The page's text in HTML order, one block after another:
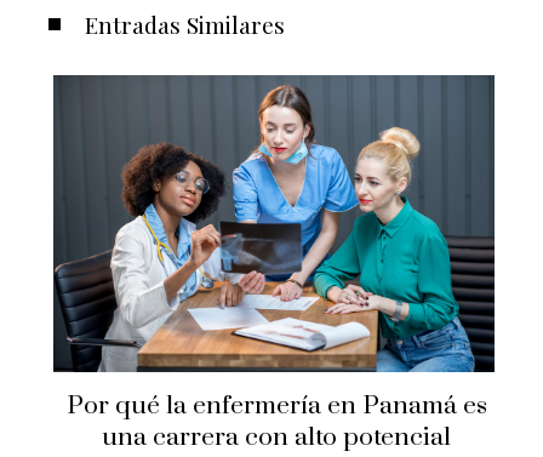
Entradas Similares
Por qué la enfermería en Panamá es
una carrera con alto potencial